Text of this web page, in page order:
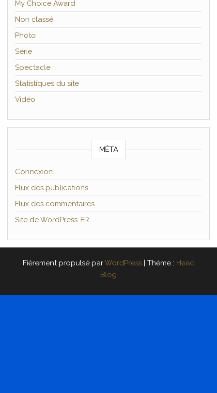
My Choice Award
Non classé
Photo
Série
Spectacle
Statistiques du site
Vidéo
MÉTA
Connexion
Flux des publications
Flux des commentaires
Site de WordPress-FR
Fièrement propulsé parWordPress | Thème : Head
Blog